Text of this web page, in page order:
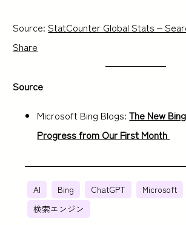
Source:StatCounter Global Stats –
Share
Source
Microsoft Bing Blogs:The New
Progress from Our First Month
AI Bing ChatGPT
Microsoft
検索エンジン